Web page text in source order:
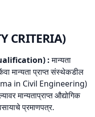
CRITERIA)
:मान्यता
मान्यता प्राप्त संस्थेकडील
in Civil Engineering)
मान्यताप्राप्त औद्योगिक
प्रमाणपत्र.